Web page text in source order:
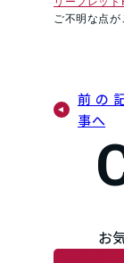
ご不明な点
前の
事へ
お